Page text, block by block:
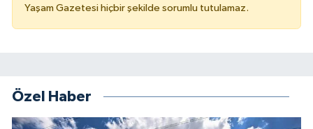
Yaşam Gazetesi hiçbir şekilde sorumlu tutulamaz.
Özel Haber